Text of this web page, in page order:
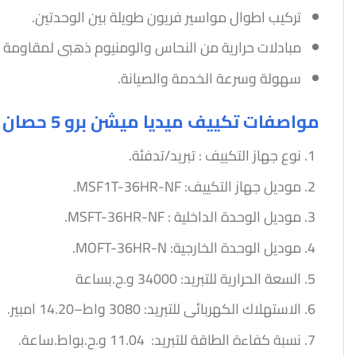
تركيب اطوال مواسير فريون طويلة بين الوحدتين.
مبادلات حرارية من النحاس والومنيوم ذهبى لمقاومة
سهولة وسرعة الخدمة والصيانة.
مواصفات تكييف ميديا ميشن برو 5 حصان بارد-ساخن
نوع جهاز التكييف : تبريد/تدفئة.
موديل جهاز التكييف: MSF1T-36HR-NF.
موديل الوحدة الداخلية : MSFT-36HR-NF.
موديل الوحدة الخارجية: MOFT-36HR-N.
السعة الحرارية للتبريد: 34000 و.ح.بساعة
الاستهلاك الكهربائى للتبريد: 3080 واط–14.20 امبير.
نسبة كفاءة الطاقة للتبريد: 11.04 و.ح.بواط.ساعة.